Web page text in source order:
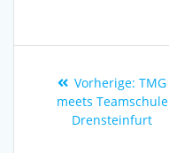
Vorherige: TMG
meets Teamschule
Drensteinfurt